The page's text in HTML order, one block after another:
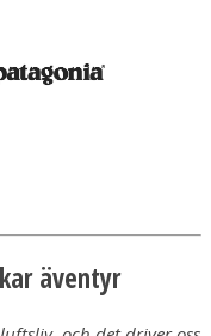
äventyr